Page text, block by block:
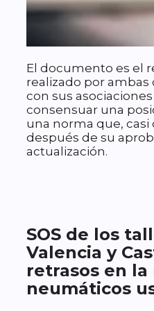
El documento es el
realizado por
con sus
consensuar una
una norma que, casi
después de su
actualización.
SOS de los
Valencia y
retrasos en
neumáticos